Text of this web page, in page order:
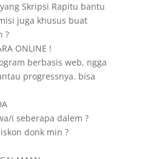
Skripsi Rapitu bantu
juga khusus buat
?
ONLINE !
berbasis web, ngga
progressnya. bisa
i seberapa dalem ?
donk min ?